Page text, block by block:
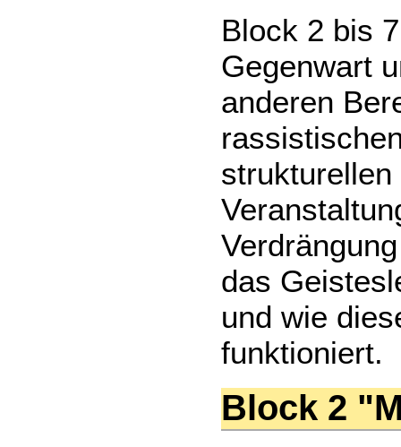
Block 2 bis
Gegenwart
anderen
das
und wie
funktioniert.
Block 2